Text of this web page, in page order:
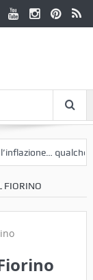
qualche
FIORINO